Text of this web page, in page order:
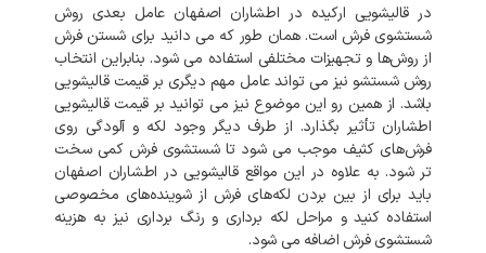
در قالیشویی ارکیده در اطشاران اصفهان عامل بعدی روش
شستشوی فرش است. همان طور که می دانید برای شستن فرش
از روش‌ها و تجهیزات مختلفی استفاده می شود. بنابراین انتخاب
روش شستشو نیز می تواند عامل مهم دیگری بر قیمت قالیشویی
باشد. از همین رو این موضوع نیز می توانید بر قیمت قالیشویی
اطشاران تأثیر بگذارد. از طرف دیگر وجود لکه و آلودگی روی
فرش‌های کثیف موجب می شود تا شستشوی فرش کمی سخت
تر شود. به علاوه در این مواقع قالیشویی در اطشاران اصفهان
باید برای از بین بردن لکه‌های فرش از شوینده‌های مخصوصی
استفاده کنید و مراحل لکه برداری و رنگ برداری نیز به هزینه
شستشوی فرش اضافه می شود.